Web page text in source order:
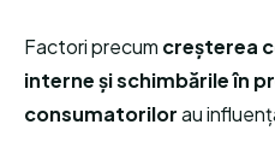
Factori precum creșterea
interne și schimbările în
consumatorilorau